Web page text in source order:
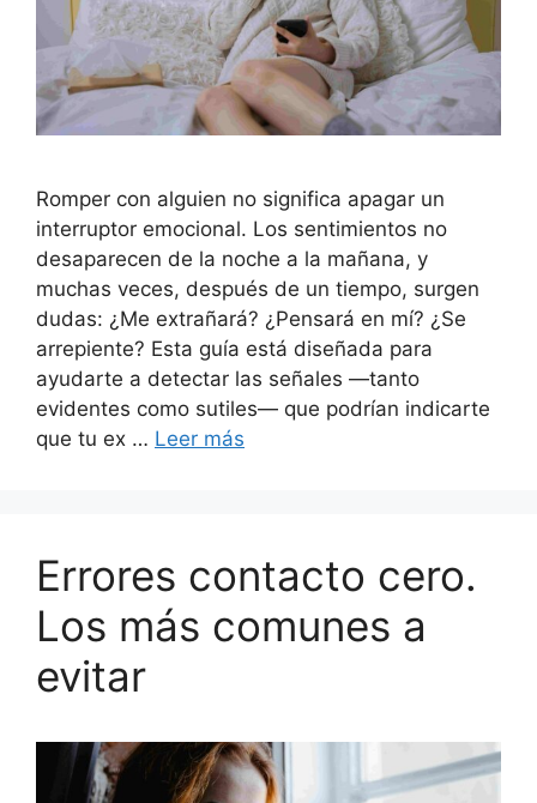
Romper con alguien no significa apagar un
interruptor emocional. Los sentimientos no
desaparecen de la noche a la mañana, y
muchas veces, después de un tiempo, surgen
dudas: ¿Me extrañará? ¿Pensará en mí? ¿Se
arrepiente? Esta guía está diseñada para
ayudarte a detectar las señales —tanto
evidentes como sutiles— que podrían indicarte
que tu ex … Leer más
Errores contacto cero.
Los más comunes a
evitar